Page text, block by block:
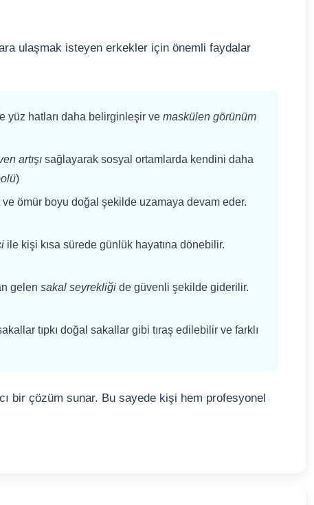
ulaşmak isteyen erkekler için önemli faydalar
yüz hatları daha belirginleşir ve maskülen görünüm
artışı sağlayarak sosyal ortamlarda kendini daha
)
ve ömür boyu doğal şekilde uzamaya devam eder.
ile kişi kısa sürede günlük hayatına dönebilir.
gelen sakal seyrekliği de güvenli şekilde giderilir.
tıpkı doğal sakallar gibi tıraş edilebilir ve farklı
bir çözüm sunar. Bu sayede kişi hem profesyonel